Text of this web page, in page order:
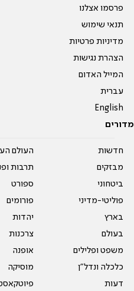
פרסמו אצלנו
תנאי שימוש
מדיניות פרטיות
הצהרת נגישות
המייל האדום
עברית
English
מדורים
חדשות
מבזקים
ביטחוני
פוליטי-מדיני
בארץ
בעולם
משפט ופלילים
כלכלה ונדל"ן
דעות
העולם
תרבות
ספורט
פורומים
יהדות
צרכנות
אופנה
מוסיקה